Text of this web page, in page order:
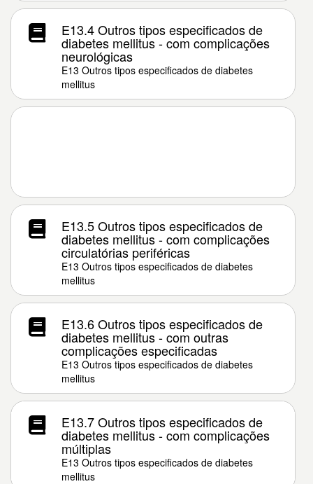
E13.4 Outros tipos especificados de
diabetes mellitus - com complicações
neurológicas
E13 Outros tipos especificados de diabetes
mellitus
E13.5 Outros tipos especificados de
diabetes mellitus - com complicações
circulatórias periféricas
E13 Outros tipos especificados de diabetes
mellitus
E13.6 Outros tipos especificados de
diabetes mellitus - com outras
complicações especificadas
E13 Outros tipos especificados de diabetes
mellitus
E13.7 Outros tipos especificados de
diabetes mellitus - com complicações
múltiplas
E13 Outros tipos especificados de diabetes
mellitus